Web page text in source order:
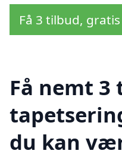
Få 3 tilbud,
Få nemt 3
du kan